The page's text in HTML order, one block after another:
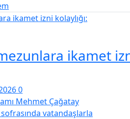
ikamet
0